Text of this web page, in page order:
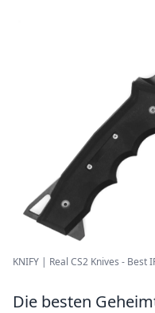
KNIFY | Real CS2 Knives - Best
Die besten